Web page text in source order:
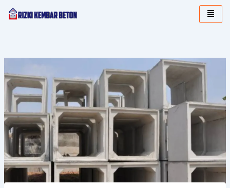
Lewati